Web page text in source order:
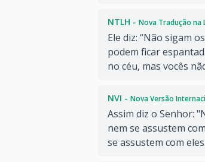
NTLH - Nova Tradução na
Ele diz: “Não sigam
podem ficar
no céu, mas vocês
NVI - Nova Versão
Assim diz o Senhor:
nem se assustem
se assustem com eles.